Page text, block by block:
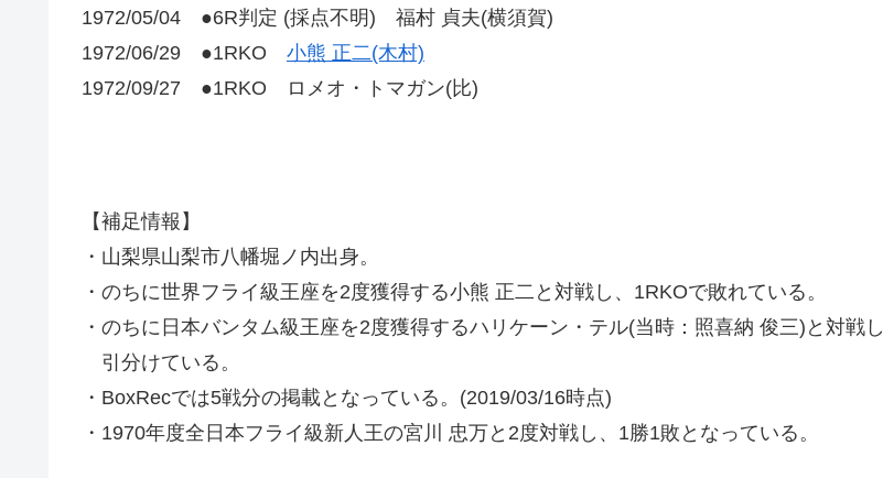
1972/05/04 ●6R判定 (採点不明) 福村 貞夫(横須賀)
1972/06/29 ●1RKO 小熊 正二(木村)
1972/09/27 ●1RKO ロメオ・トマガン(比)
【補足情報】
・山梨県山梨市八幡堀ノ内出身。
・のちに世界フライ級王座を2度獲得する小熊 正二と対戦し、1RKOで敗れている。
・のちに日本バンタム級王座を2度獲得するハリケーン・テル(当時：照喜納 俊三)と対戦し
引分けている。
・BoxRecでは5戦分の掲載となっている。(2019/03/16時点)
・1970年度全日本フライ級新人王の宮川 忠万と2度対戦し、1勝1敗となっている。